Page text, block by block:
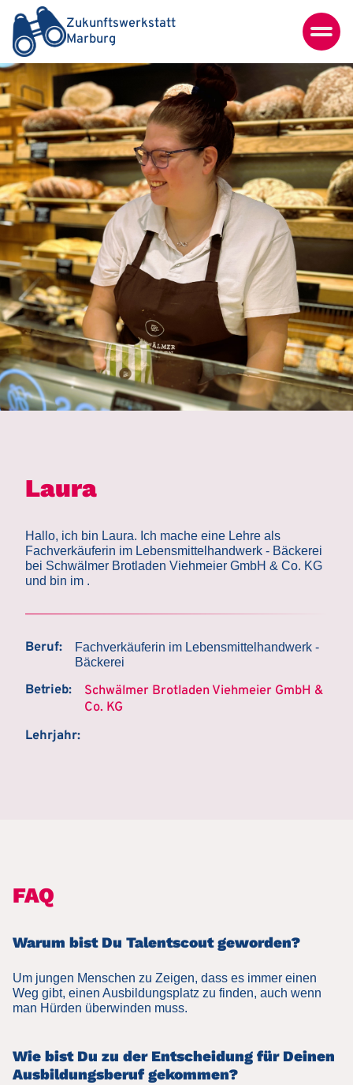
Zukunftswerkstatt
Marburg
Laura
Hallo, ich bin Laura. Ich mache eine Lehre als
Fachverkäuferin im Lebensmittelhandwerk - Bäckerei
bei Schwälmer Brotladen Viehmeier GmbH & Co. KG
und bin im .
Beruf:
Fachverkäuferin im Lebensmittelhandwerk -
Bäckerei
Betrieb:
Schwälmer Brotladen Viehmeier GmbH &
Co. KG
Lehrjahr:
FAQ
Warum bist Du Talentscout geworden?
Um jungen Menschen zu Zeigen, dass es immer einen
Weg gibt, einen Ausbildungsplatz zu finden, auch wenn
man Hürden überwinden muss.
Wie bist Du zu der Entscheidung für Deinen
Ausbildungsberuf gekommen?